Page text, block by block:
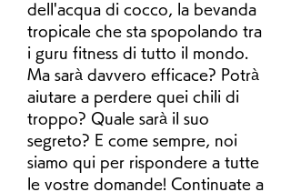
dell'acqua di cocco, la bevanda
tropicale che sta spopolando tra
i guru fitness di tutto il mondo.
Ma sarà davvero efficace? Potrà
aiutare a perdere quei chili di
troppo? Quale sarà il suo
segreto? E come sempre, noi
siamo qui per rispondere a tutte
le vostre domande! Continuate a